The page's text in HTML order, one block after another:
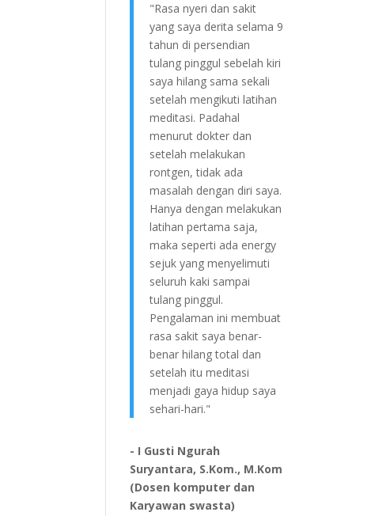
"Rasa nyeri dan sakit
yang saya derita selama 9
tahun di persendian
tulang pinggul sebelah kiri
saya hilang sama sekali
setelah mengikuti latihan
meditasi. Padahal
menurut dokter dan
setelah melakukan
rontgen, tidak ada
masalah dengan diri saya.
Hanya dengan melakukan
latihan pertama saja,
maka seperti ada energy
sejuk yang menyelimuti
seluruh kaki sampai
tulang pinggul.
Pengalaman ini membuat
rasa sakit saya benar-
benar hilang total dan
setelah itu meditasi
menjadi gaya hidup saya
sehari-hari."
- I Gusti Ngurah
Suryantara, S.Kom., M.Kom
(Dosen komputer dan
Karyawan swasta)